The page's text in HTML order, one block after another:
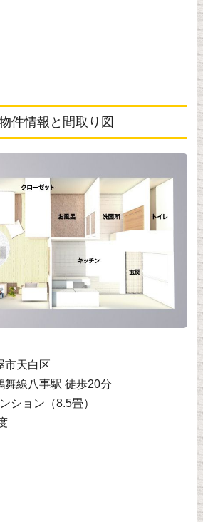
件情報と間取り図
市天白区
舞線八事駅 徒歩20分
ション（8.5畳）